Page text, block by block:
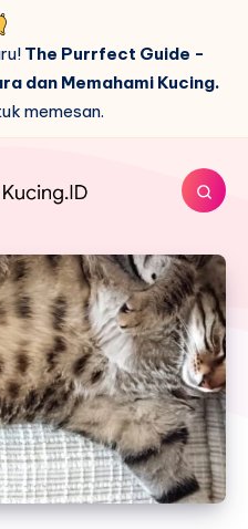
The Purrfect Guide -
dan Memahami Kucing.
memesan.